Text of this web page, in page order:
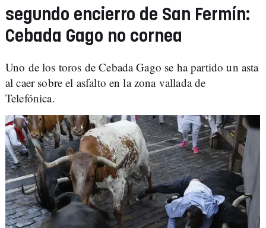
segundo encierro de San Fermín:
Cebada Gago no cornea
Uno de los toros de Cebada Gago se ha partido un asta
al caer sobre el asfalto en la zona vallada de
Telefónica.